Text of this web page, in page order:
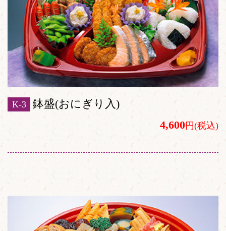
K-3
鉢盛(おにぎり入)
4,600円(税込)